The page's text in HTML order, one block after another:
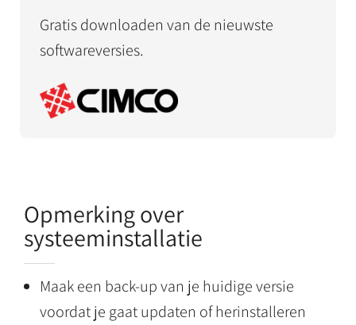
Gratis downloaden van de nieuwste
softwareversies.
Opmerking over
systeeminstallatie
Maak een back-up van je huidige versie
voordat je gaat updaten of herinstalleren